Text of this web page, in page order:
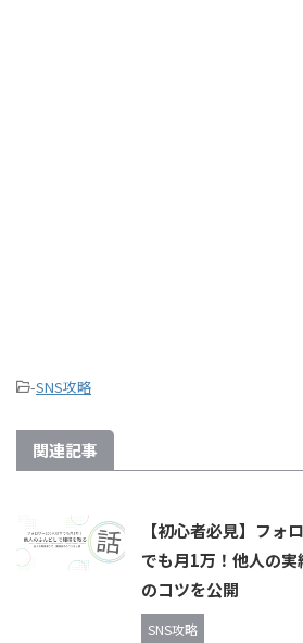
-SNS攻略
関連記事
【初心者必見】フォ
でも月1万！他人の実
のコツを公開
SNS攻略